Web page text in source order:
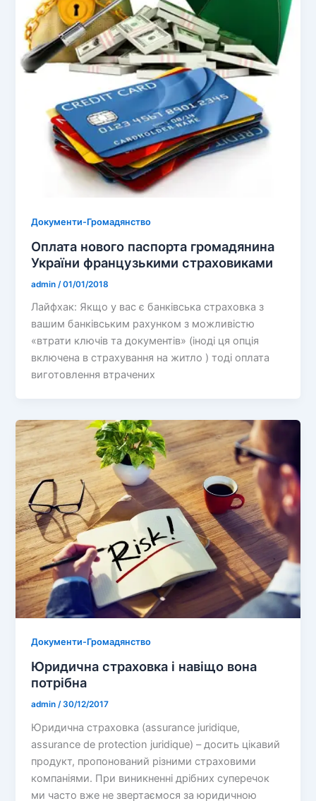
Документи-Громадянство
Оплата нового паспорта громадянина
України французькими страховиками
admin /01/01/2018
Лайфхак: Якщо у вас є банківська страховка з
вашим банківським рахунком з можливістю
«втрати ключів та документів» (іноді ця опція
включена в страхування на житло ) тоді оплата
виготовлення втрачених
Документи-Громадянство
Юридична страховка і навіщо вона
потрібна
admin/30/12/2017
Юридична страховка (assurance juridique,
assurance de protection juridique) – досить цікавий
продукт, пропонований різними страховими
компаніями. При виникненні дрібних суперечок
ми часто вже не звертаємося за юридичною